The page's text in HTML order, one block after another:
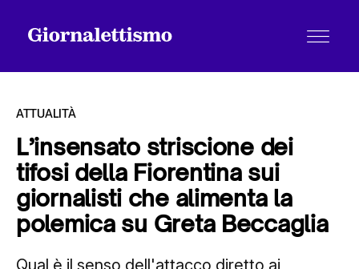
Tutti gli articoli
Chi siamo
ATTUALITÀ
L’insensato striscione dei
tifosi della Fiorentina sui
giornalisti che alimenta la
polemica su Greta Beccaglia
Qual è il senso dell'attacco diretto ai